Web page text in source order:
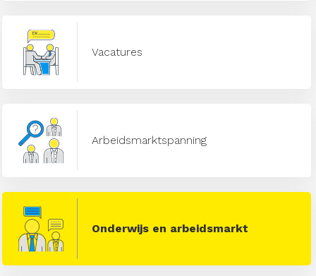
Vacatures
Arbeidsmarktspanning
Onderwijs en arbeidsmarkt